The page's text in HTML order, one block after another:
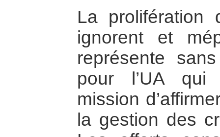
La prolifération
ignorent et
représente
pour l’UA qui
mission
la gestion des